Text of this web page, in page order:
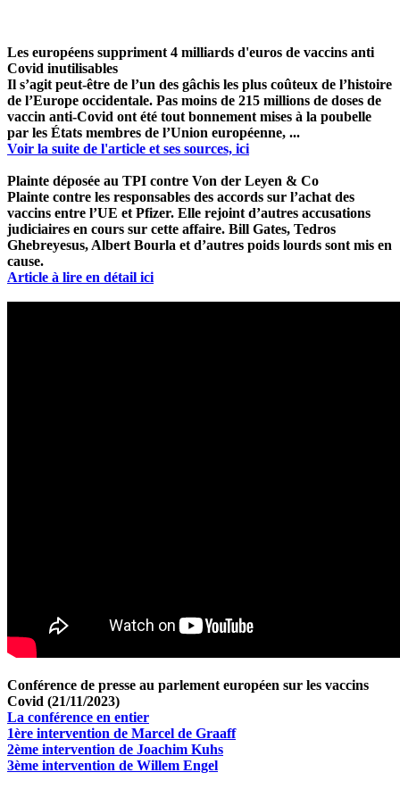
Les européens suppriment 4 milliards d'euros de vaccins anti
Covid inutilisables
Il s’agit peut-être de l’un des gâchis les plus coûteux de l’histoire
de l’Europe occidentale. Pas moins de 215 millions de doses de
vaccin anti-Covid ont été tout bonnement mises à la poubelle
par les États membres de l’Union européenne, ...
Voir la suite de l'article et ses sources, ici
Plainte déposée au TPI contre Von der Leyen & Co
Plainte contre les responsables des accords sur l’achat des
vaccins entre l’UE et Pfizer. Elle rejoint d’autres accusations
judiciaires en cours sur cette affaire. Bill Gates, Tedros
Ghebreyesus, Albert Bourla et d’autres poids lourds sont mis en
cause.
Article à lire en détail ici
Conférence de presse au parlement européen sur les vaccins
Covid (21/11/2023)
La conférence en entier
1ère intervention de Marcel de Graaff
2ème intervention de Joachim Kuhs
3ème intervention de Willem Engel